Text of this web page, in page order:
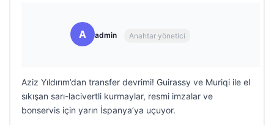
A admin Anahtar yönetici
Aziz Yıldırım’dan transfer devrimi! Guirassy ve Muriqi ile el
sıkışan sarı-lacivertli kurmaylar, resmi imzalar ve
bonservis için yarın İspanya’ya uçuyor.